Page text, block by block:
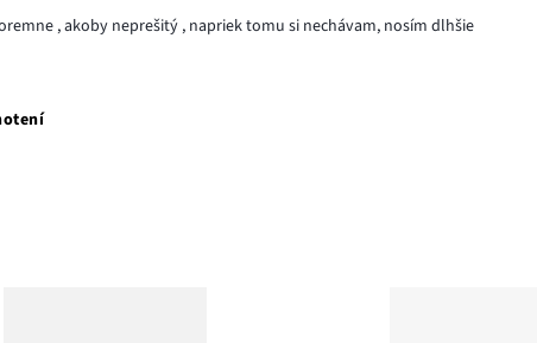
, akoby neprešitý , napriek tomu si nechávam, nosím dlhšie